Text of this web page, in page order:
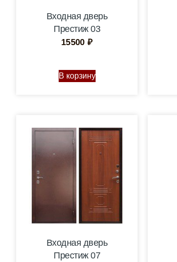
Входная дверь
Престиж 03
15500 ₽
В корзину
Входная дверь
Престиж 07